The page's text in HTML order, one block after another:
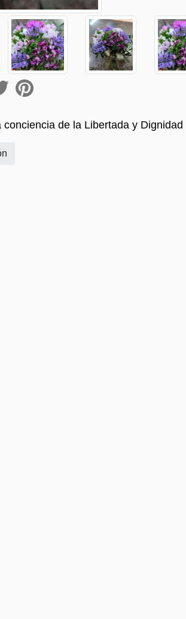
de la Libertada y Dignidad